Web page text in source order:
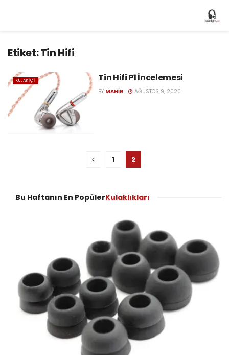
Etiket:Tin Hifi
KULAKIÇI Tin Hifi P1 İncelemesi
BY MAHIR AĞUSTOS 9, 2020
1 2
Bu Haftanın En PopülerKulaklıkları